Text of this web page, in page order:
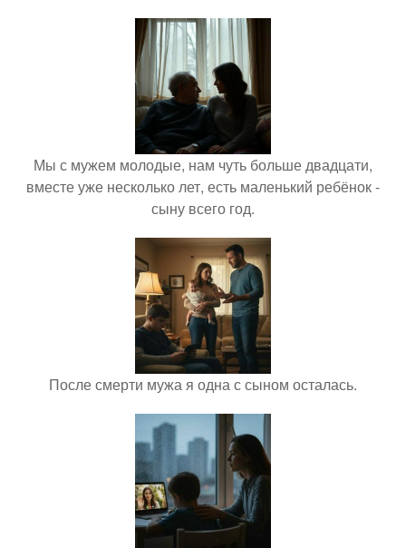
Мы с мужем молодые, нам чуть больше двадцати,
вместе уже несколько лет, есть маленький ребёнок -
сыну всего год.
После смерти мужа я одна с сыном осталась.